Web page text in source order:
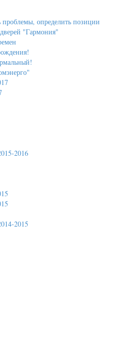
проблемы, определить позиции
"Гармония"
2016
2015